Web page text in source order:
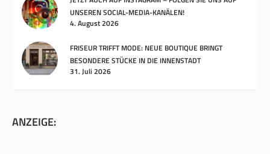
UNSEREN SOCIAL-MEDIA-KANÄLEN!
4. August 2026
FRISEUR TRIFFT MODE: NEUE BOUTIQUE BRINGT
BESONDERE STÜCKE IN DIE INNENSTADT
31. Juli 2026
ANZEIGE: